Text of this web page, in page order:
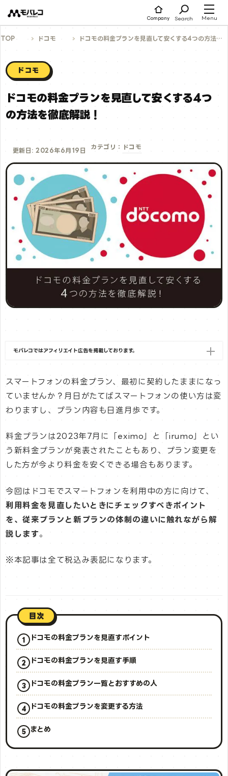
ツ
ス
Company Search Menu
TOP ドコモ ドコモの料金プランを見直して安くする4つの方法を徹底解説！
ドコモ
ドコモの料金プランを見直して安くする4つ
の方法を徹底解説！
更新日: 2026年6月19日
カテゴリ： ドコモ
モバレコではアフィリエイト広告を掲載しております。
スマートフォンの料金プラン、最初に契約したままになっ
ていませんか？月日がたてばスマートフォンの使い方は変
わりますし、プラン内容も日進月歩です。
料金プランは2023年7月に「eximo」と「irumo」とい
う新料金プランが発表されたこともあり、プラン変更を
した方が今より料金を安くできる場合もあります。
今回はドコモでスマートフォンを利用中の方に向けて、
利用料金を見直したいときにチェックすべきポイント
を、従来プランと新プランの体制の違いに触れながら解
説します。
※本記事は全て税込み表記になります。
目次
ドコモの料金プランを見直すポイント
ドコモの料金プランを見直す手順
ドコモの料金プラン一覧とおすすめの人
ドコモの料金プランを変更する方法
まとめ